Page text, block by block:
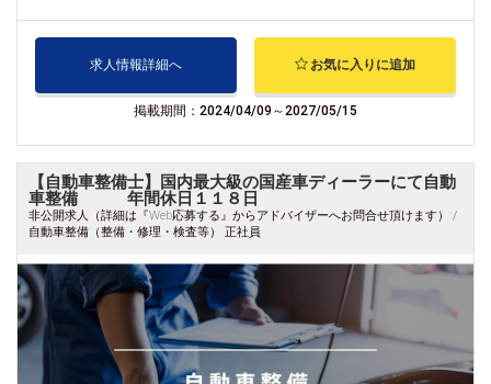
求人情報詳細へ お気に入りに追加
掲載期間：2024/04/09～2027/05/15
【自動車整備士】国内最大級の国産車ディーラーにて自動
車整備 年間休日１１８日
非公開求人（詳細は『Web応募する』からアドバイザーへお問合せ頂けます） /
自動車整備（整備・修理・検査等） 正社員